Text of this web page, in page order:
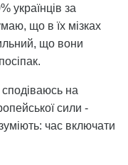
українців за
що в їх мізках
що вони
сподіваюсь на
сили -
час включати